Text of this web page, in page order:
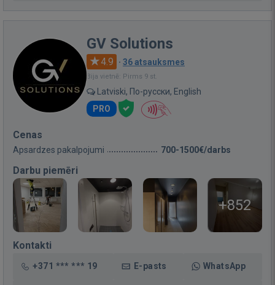
GV Solutions
4.9 · 36 atsauksmes
Bija vietnē: Pirms 9 st.
Latviski, По-русски, English
PRO
Cenas
Apsardzes pakalpojumi 700-1500€/darbs
Darbu piemēri
+852
Kontakti
+371 *** *** 19 E-pasts WhatsApp